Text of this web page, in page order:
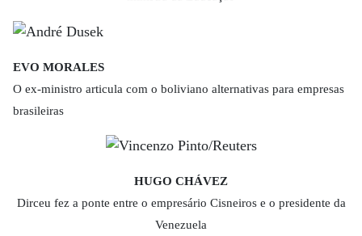
EVO MORALES
O ex-ministro articula com o boliviano alternativas para empresas
brasileiras
HUGO CHÁVEZ
Dirceu fez a ponte entre o empresário Cisneiros e o presidente da
Venezuela